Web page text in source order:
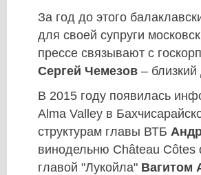
За год до этого
для своей супруги
прессе связывают с
Сергей Чемезов – близкий
В 2015 году появилась
Alma Valley в
структурам главы ВТБ
винодельню Château Côtes
главой "Лукойла" Вагитом